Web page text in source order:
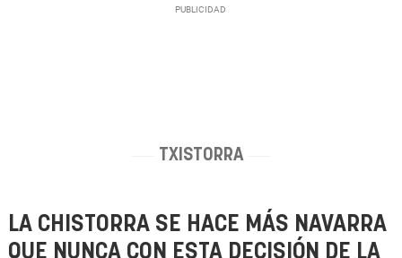
TXISTORRA
LA CHISTORRA SE HACE MÁS NAVARRA
QUE NUNCA CON ESTA DECISIÓN DE LA